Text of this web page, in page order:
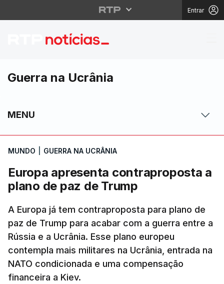
Entrar
Europa apresenta
Guerra na Ucrânia
MENU
MUNDO GUERRA NA UCRÂNIA
Europa apresenta contraproposta a
plano de paz de Trump
A Europa já tem contraproposta para plano de
paz de Trump para acabar com a guerra entre a
Rússia e a Ucrânia. Esse plano europeu
contempla mais militares na Ucrânia, entrada na
NATO condicionada e uma compensação
financeira a Kiev.